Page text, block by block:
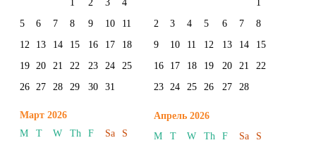
1
2 3
4
5
6 7 8 9 10
11
12
13 14 15 16 17
18
19
20 21 22 23 24
25
26
27 28 29 30 31
1
2
3 4 5 6 7
8
9
10 11 12 13 14
15
16
17 18 19 20 21
22
23
24 25 26 27 28
Март 2026
M
T W Th F Sa S
Апрель 2026
M
T W Th F Sa S